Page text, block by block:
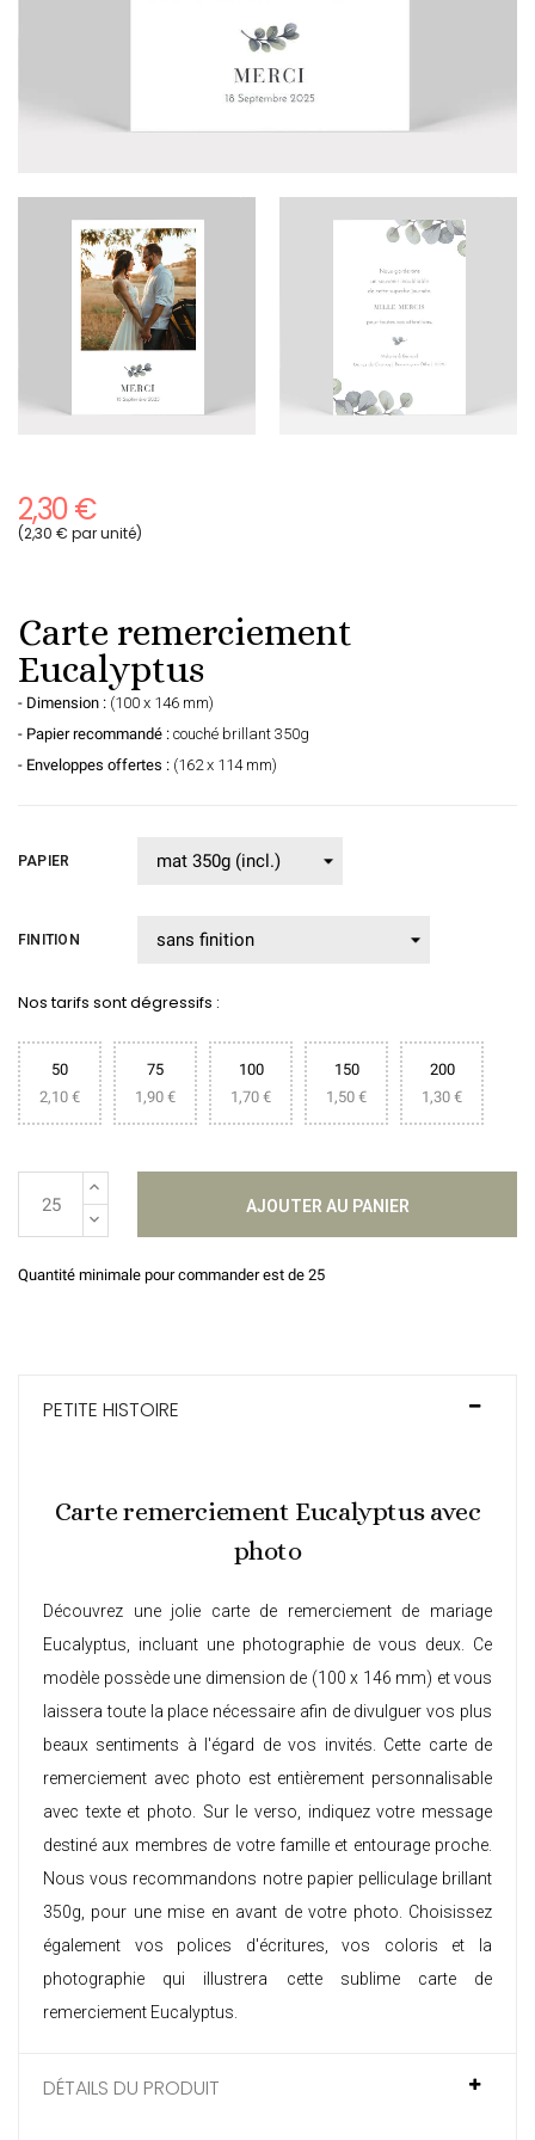
2,30 €
(2,30 € par unité)
Carte remerciement
Eucalyptus
- Dimension : (100 x 146 mm)
- Papier recommandé : couché brillant 350g
- Enveloppes offertes : (162 x 114 mm)
PAPIER
FINITION
Nos tarifs sont dégressifs :
50
2,10 €
75
1,90 €
100
1,70 €
150
1,50 €
200
1,30 €
AJOUTER AU PANIER
Quantité minimale pour commander est de 25
PETITE HISTOIRE
Carte remerciement Eucalyptus avec
photo
Découvrez une jolie carte de remerciement de mariage
Eucalyptus, incluant une photographie de vous deux. Ce
modèle possède une dimension de (100 x 146 mm) et vous
laissera toute la place nécessaire afin de divulguer vos plus
beaux sentiments à l'égard de vos invités. Cette carte de
remerciement avec photo est entièrement personnalisable
avec texte et photo. Sur le verso, indiquez votre message
destiné aux membres de votre famille et entourage proche.
Nous vous recommandons notre papier pelliculage brillant
350g, pour une mise en avant de votre photo. Choisissez
également vos polices d'écritures, vos coloris et la
photographie qui illustrera cette sublime carte de
remerciement Eucalyptus.
DÉTAILS DU PRODUIT